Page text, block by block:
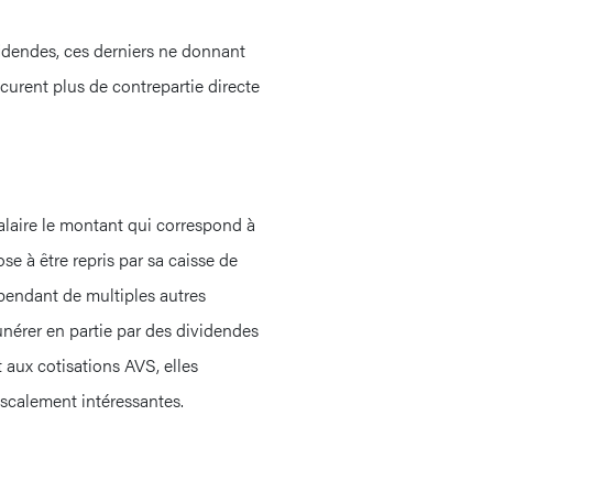
ces derniers ne donnant
plus de contrepartie directe
le montant qui correspond à
à être repris par sa caisse de
de multiples autres
en partie par des dividendes
cotisations AVS, elles
intéressantes.